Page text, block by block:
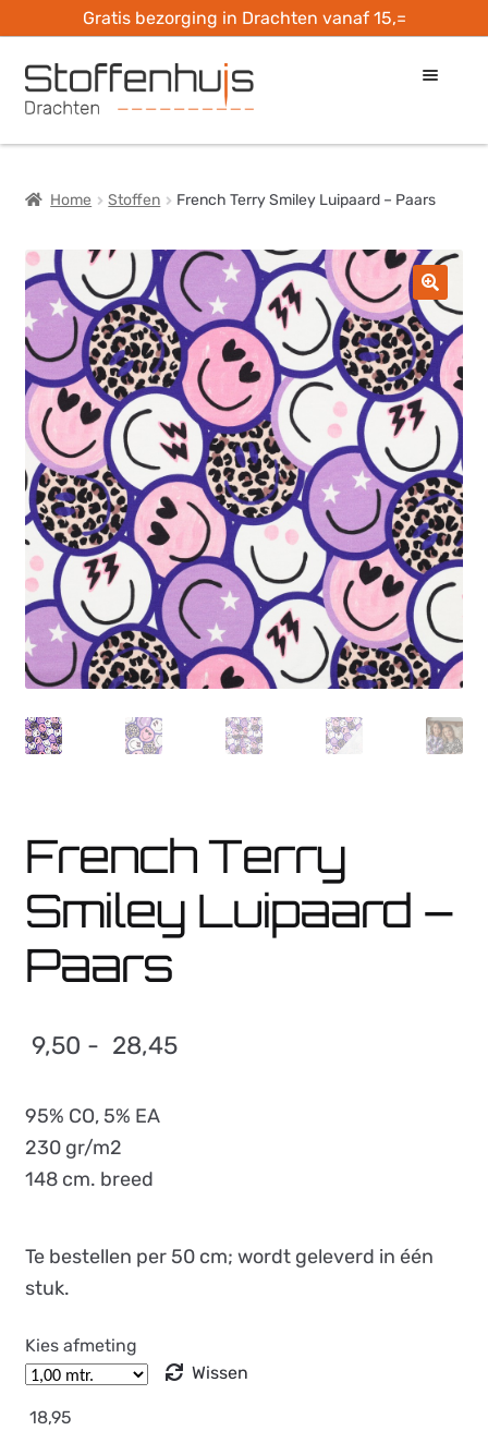
Gratis bezorging in Drachten vanaf 15,=
Ga
door
Ga
naar
Home
Openingstijden
Check je stof
Hobbymaterialen
Ateliers
Naailes bij…
Weetjes
Veelgestelde vragen
Contact
Webshop
Home Stoffen French Terry Smiley Luipaard – Paars
French Terry
Smiley Luipaard –
Paars
9,50 - 28,45Prijsklasse:
95% CO, 5% EA
230 gr/m2
148 cm. breed
Te bestellen per 50 cm; wordt geleverd in één
stuk.
Kies afmeting
Wissen
18,95